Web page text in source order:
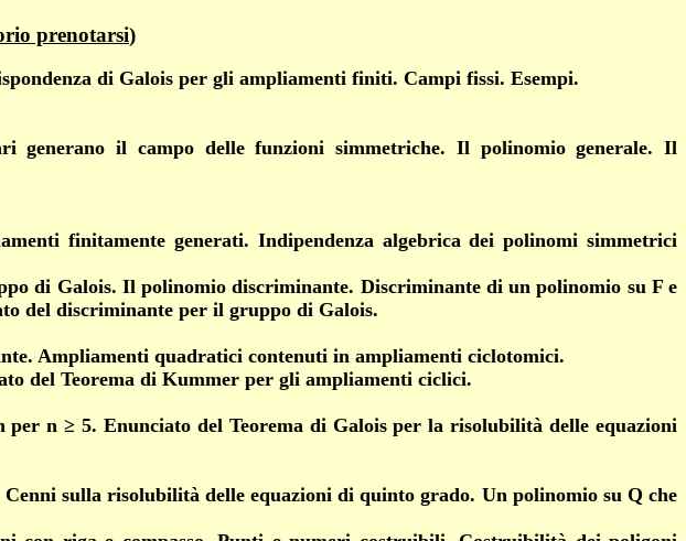
prenotarsi)
di Galois per gli ampliamenti finiti. Campi fissi. Esempi.
generano il campo delle funzioni simmetriche. Il polinomio generale. Il
finitamente generati. Indipendenzaalgebrica dei polinomi simmetrici
di Galois. Il polinomio discriminante. Discriminante di un polinomio su F e
del discriminante per il gruppo di Galois.
Ampliamenti quadratici contenuti in ampliamenti ciclotomici.
del Teorema di Kummer per gli ampliamenti ciclici.
n ≥ 5. Enunciato del Teorema di Galois per la risolubilità delle equazioni
sulla risolubilità delle equazioni di quinto grado. Un polinomio su Q che